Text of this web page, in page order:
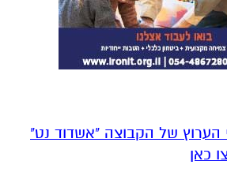
הערוץ של הקבוצה "אשדוד נט"